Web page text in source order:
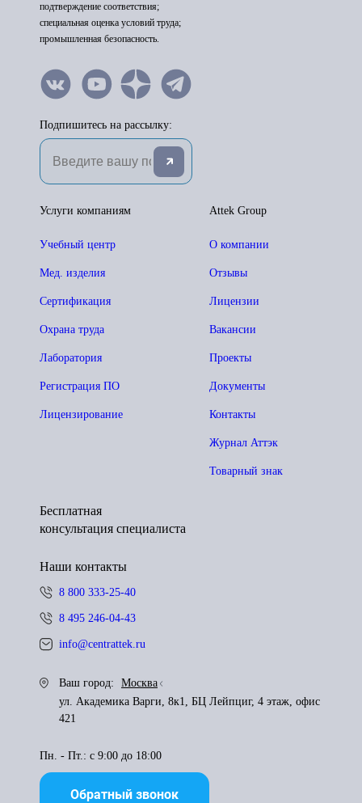
подтверждение соответствия;
специальная оценка условий труда;
промышленная безопасность.
Подпишитесь на рассылку:
Attek Group
О компании
Отзывы
Лицензии
Вакансии
Проекты
Документы
Контакты
Журнал Аттэк
Товарный знак
Услуги компаниям
Учебный центр
Мед. изделия
Сертификация
Охрана труда
Лаборатория
Регистрация ПО
Лицензирование
Бесплатная
консультация специалиста
Наши контакты
8 800 333-25-40
8 495 246-04-43
info@centrattek.ru
Ваш город:
Москва
ул. Академика Варги, 8к1, БЦ Лейпциг, 4 этаж, офис
421
Пн. - Пт.: с 9:00 до 18:00
Обратный звонок